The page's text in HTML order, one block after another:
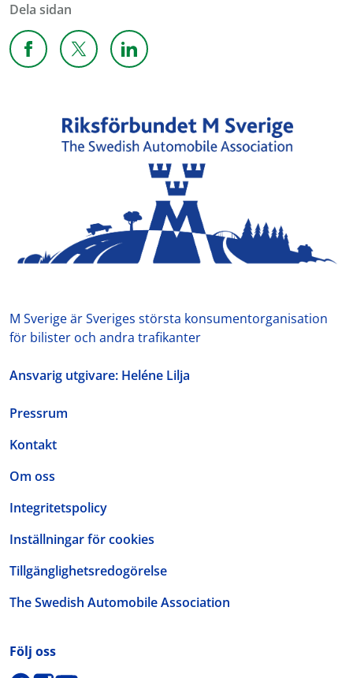
Dela sidan
Dela sidan på Facebook
Dela sidan på XDela sidan på Linkedin
M Sverige är Sveriges största konsumentorganisation
för bilister och andra trafikanter
Ansvarig utgivare: Heléne Lilja
Pressrum
Kontakt
Om oss
Integritetspolicy
Inställningar för cookies
Tillgänglighetsredogörelse
The Swedish Automobile Association
Följ oss